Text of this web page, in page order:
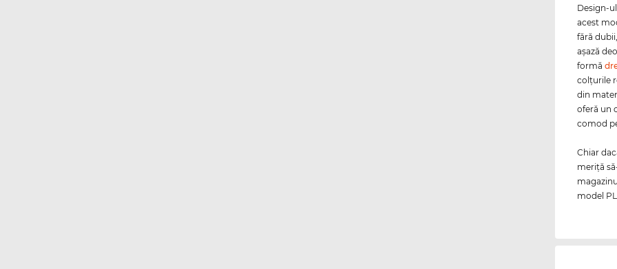
Design-
acest
fără
aşază
formă
colţurile
din
oferă un
comod
Chiar
meriţă
model